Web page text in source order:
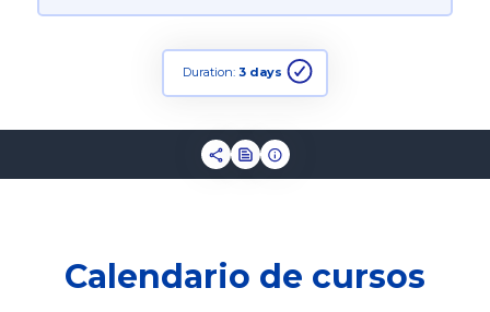
Duration: 3 days
Calendario de cursos